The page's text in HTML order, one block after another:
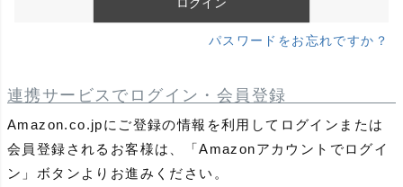
パスワードをお忘れですか？
連携サービスでログイン・会員登録
Amazon.co.jpにご登録の情報を利用してログインまたは
会員登録されるお客様は、「Amazonアカウントでログイ
ン」ボタンよりお進みください。